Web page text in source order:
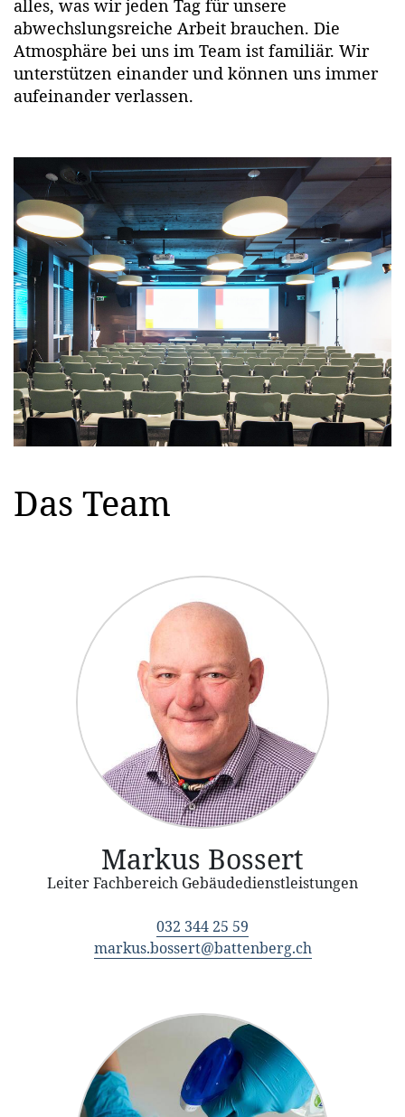
alles, was wir jeden Tag für unsere
abwechslungsreiche Arbeit brauchen. Die
Atmosphäre bei uns im Team ist familiär. Wir
unterstützen einander und können uns immer
aufeinander verlassen.
Das Team
Markus Bossert
Leiter Fachbereich Gebäudedienstleistungen
032 344 25 59
markus.bossert@battenberg.ch